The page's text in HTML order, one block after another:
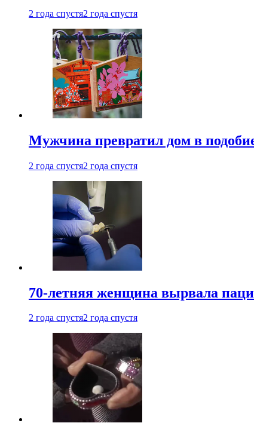
2 года спустя2 года спустя
Мужчина превратил дом в
2 года спустя2 года спустя
70-летняя женщина вырвала
2 года спустя2 года спустя